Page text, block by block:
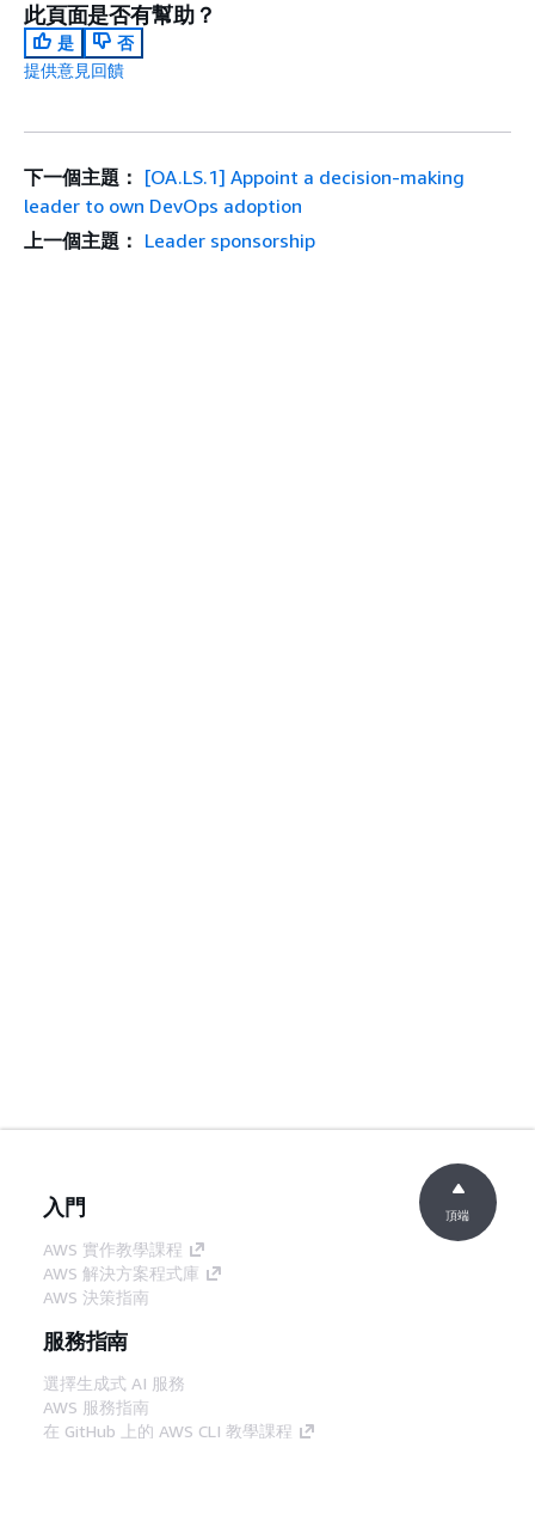
此頁面是否有幫助？
是
否
提供意見回饋
下一個主題： [OA.LS.1] Appoint a decision-making
leader to own DevOps adoption
上一個主題： Leader sponsorship
入門
AWS 實作教學課程
AWS 解決方案程式庫
AWS 決策指南
服務指南
選擇生成式 AI 服務
AWS 服務指南
在 GitHub 上的 AWS CLI 教學課程
頂端